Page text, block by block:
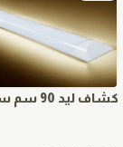
كشاف ليد 90 سم سراج